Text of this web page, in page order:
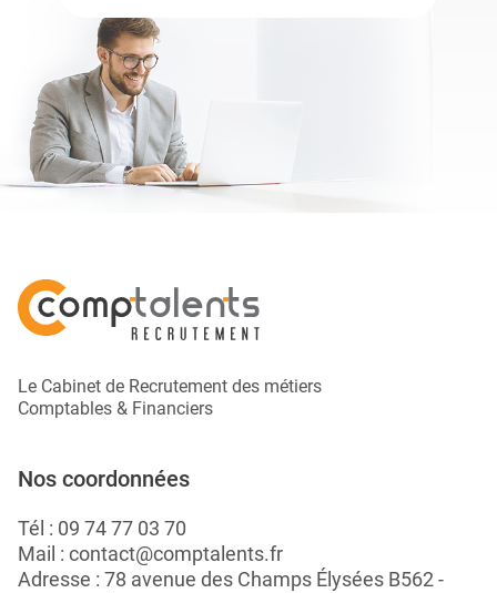
Le Cabinet de Recrutement des métiers
Comptables & Financiers
Nos coordonnées
Tél : 09 74 77 03 70
Mail : contact@comptalents.fr
Adresse : 78 avenue des Champs Élysées B562 -